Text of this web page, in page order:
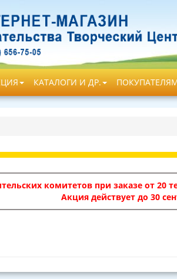
КАТАЛОГИ И ДР.
комитетов при заказе от 20
Акция действует до 30